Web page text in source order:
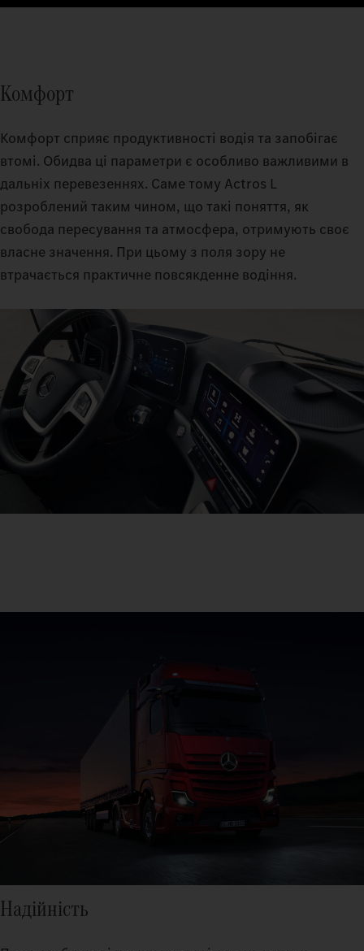
Комфорт
Комфорт сприяє продуктивності водія та запобігає
втомі. Обидва ці параметри є особливо важливими в
дальніх перевезеннях. Саме тому Actros L
розроблений таким чином, що такі поняття, як
свобода пересування та атмосфера, отримують своє
власне значення. При цьому з поля зору не
втрачається практичне повсякденне водіння.
Надійність